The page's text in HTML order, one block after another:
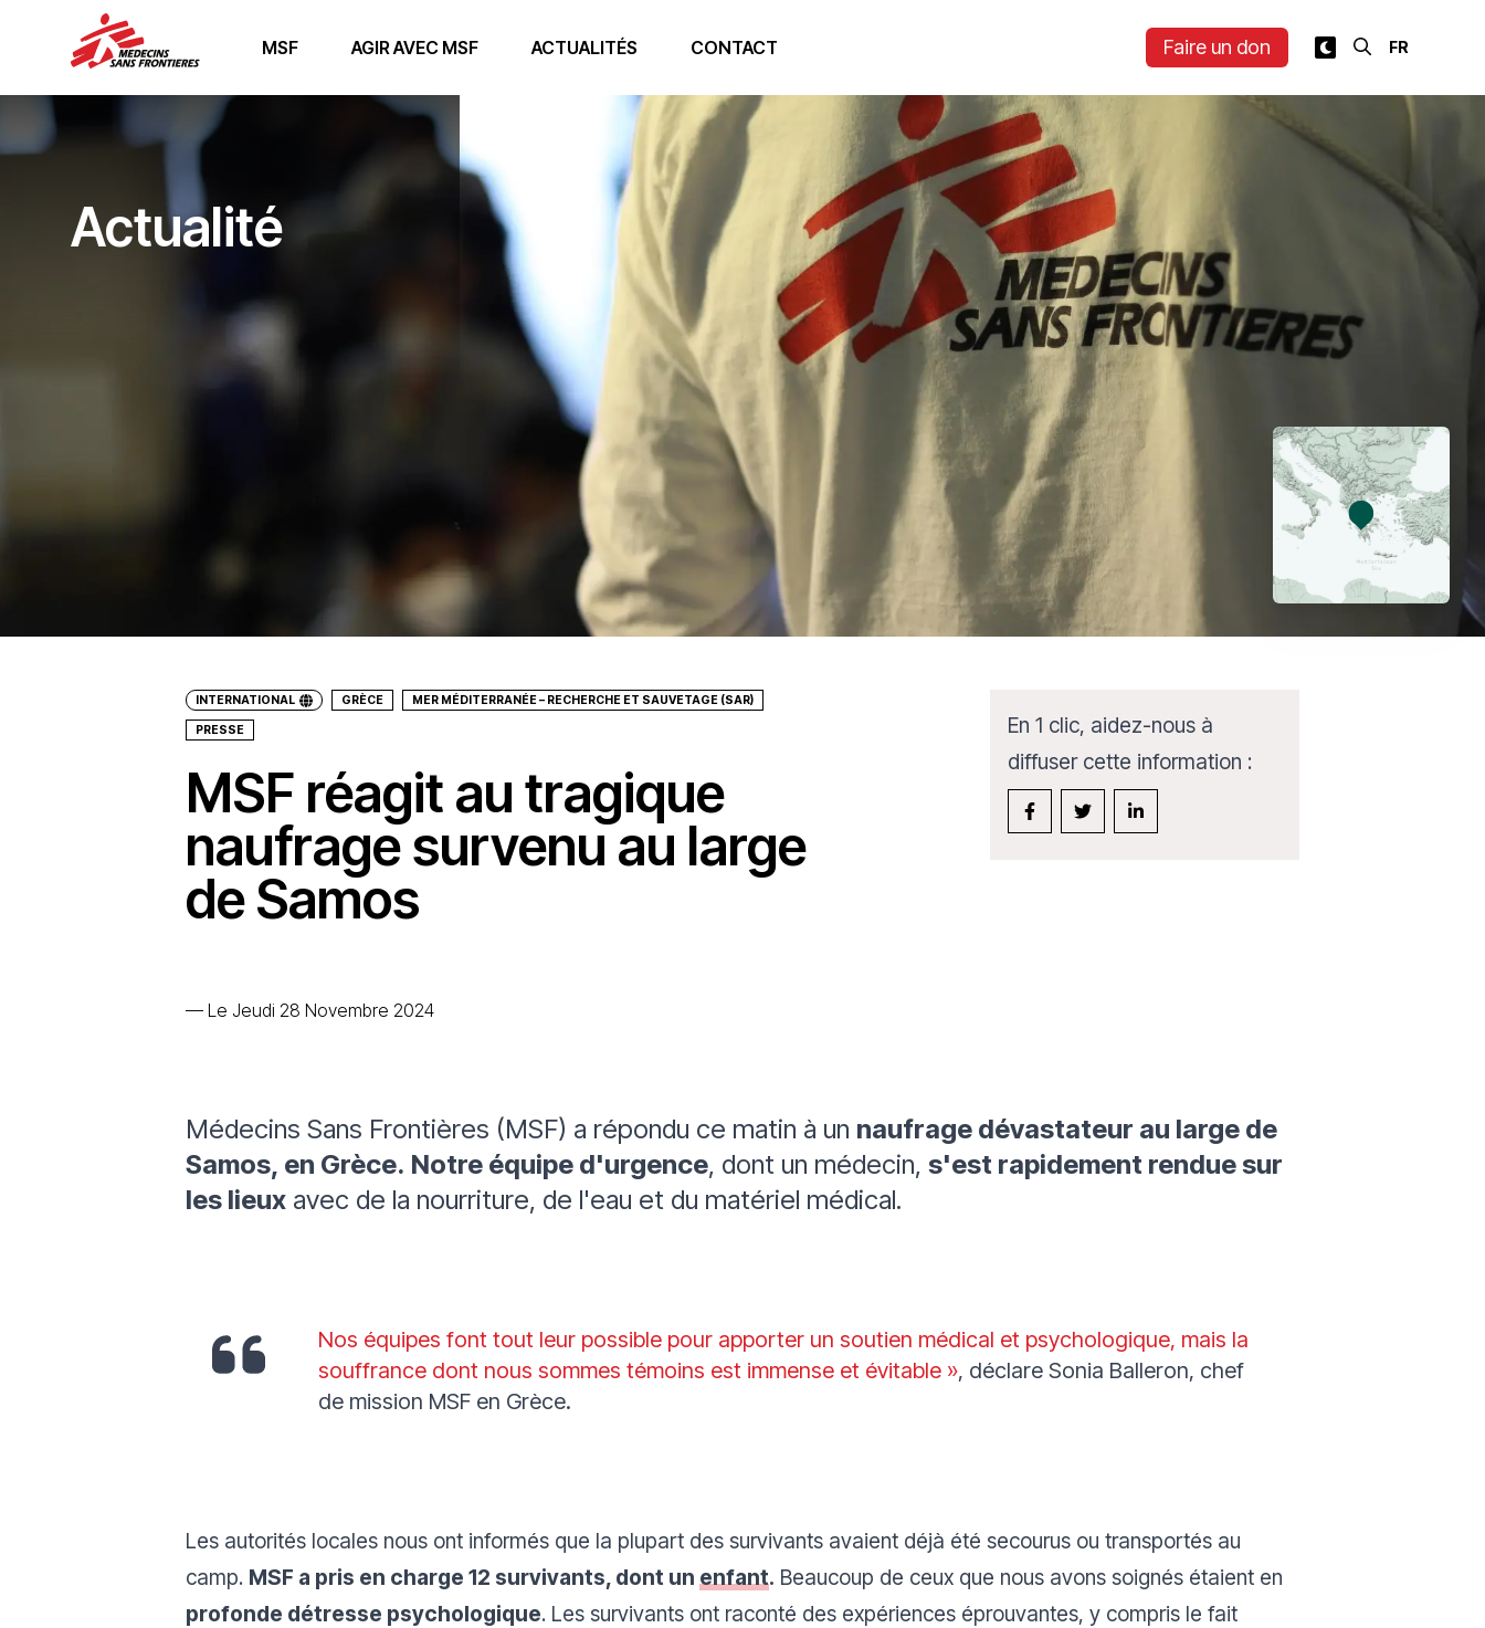
MSF AGIR AVEC MSF ACTUALITÉS CONTACT Faire un don
Actualité
INTERNATIONAL GRÈCE MER MÉDITERRANÉE – RECHERCHE ET SAUVETAGE (SAR)
PRESSE
MSF réagit au tragique
naufrage survenu au large
de Samos
— Le Jeudi 28 Novembre 2024
En 1 clic, aidez-nous à
diffuser cette information :
Médecins Sans Frontières (MSF) a répondu ce matin à un naufrage dévastateur au large de
Samos, en Grèce. Notre équipe d'urgence, dont un médecin, s'est rapidement rendue sur
les lieux avec de la nourriture, de l'eau et du matériel médical.
Nos équipes font tout leur possible pour apporter un soutien médical et psychologique, mais la
souffrance dont nous sommes témoins est immense et évitable », déclare Sonia Balleron, chef
de mission MSF en Grèce.
Les autorités locales nous ont informés que la plupart des survivants avaient déjà été secourus ou transportés au
camp. MSF a pris en charge 12 survivants, dont un enfant. Beaucoup de ceux que nous avons soignés étaient en
profonde détresse psychologique. Les survivants ont raconté des expériences éprouvantes, y compris le fait